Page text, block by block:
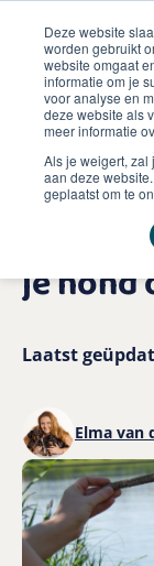
Deze website
worden gebruikt
website omgaat
informatie om je
voor analyse en
deze website als
meer informatie
Als je weigert,
aan deze
geplaatst om te
Hond
Hydratatie
je hond
Laatst
Elma van